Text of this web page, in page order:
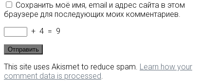
Сохранить моё имя, email и адрес сайта в этом
браузере для последующих моих комментариев.
+ 4 = 9
This site uses Akismet to reduce spam. Learn how your
comment data is processed.